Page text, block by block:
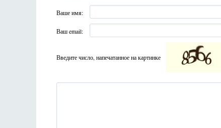
Ваше имя:
Ваш email:
Введите число, напечатанное на картинке